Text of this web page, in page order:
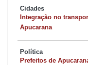
Cidades
Integração no
Apucarana
Política
Prefeitos de Apucarana e Jandaia do